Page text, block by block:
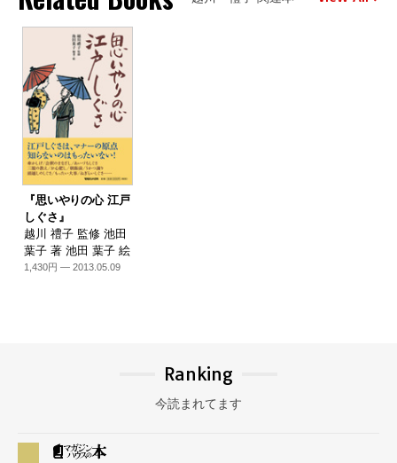
『思いやりの心 江戸
しぐさ』
越川 禮子 監修 池田
葉子 著 池田 葉子 絵
1,430円 — 2013.05.09
Ranking
今読まれてます